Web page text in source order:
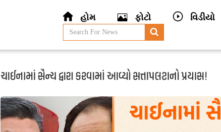
હોમ ફોટો વિડીયો
ચાઈનામાં સૈન્ય દ્વારા કરવામાં આવ્યો સત્તાપલટાનો પ્રયાસ!